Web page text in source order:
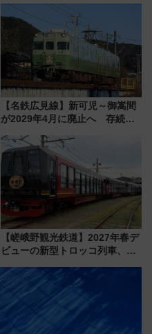
した、推し活遠征や観光時のリ
アルな懐事情
【名鉄広見線】新可児～御嵩間
が2029年4月に廃止へ 存続協
【嵯峨野観光鉄道】2027年春デ
ビューの新型トロッコ列車、い
は2026年で引退